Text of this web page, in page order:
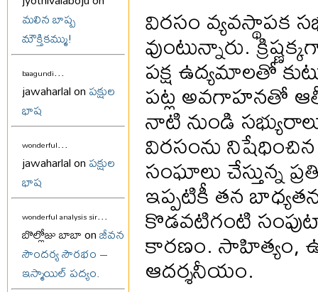
మలిన బాష్ప
మౌక్తికమ్ము!
baagundi...
jawaharlal onపక్షుల
భాష
wonderful...
jawaharlal onపక్షుల
భాష
wonderful analysis sir...
బొల్లోజు బాబా onజీవన
సౌందర్య సౌరభం –
ఇస్మాయిల్ పద్యం.
విరసం వ్యవస్థాపక
వుంటున్నారు.
పక్ష ఉద్యమాలతో
పట్ల అవగాహనతో
నాటి నుండి
విరసంను
సంఘాలు చేస్తున్న
ఇప్పటికీ తన
కొడవటిగంటి
కారణం. సాహిత్యం,
ఆదర్శనీయం.